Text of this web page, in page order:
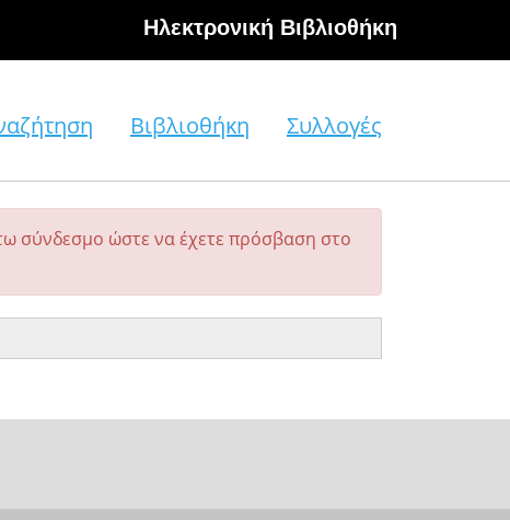
Hλεκτρονική Βιβλιοθήκη
Βιβλιοθήκη Συλλογές
σύνδεσμο ώστε να έχετε πρόσβαση στο